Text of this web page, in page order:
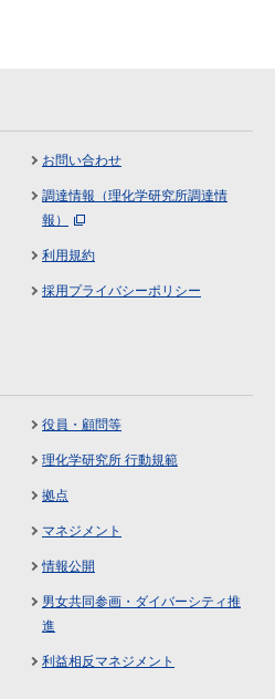
お問い合わせ
調達情報（理化学研究所調達情
報）
利用規約
採用プライバシーポリシー
役員・顧問等
理化学研究所 行動規範
拠点
マネジメント
情報公開
男女共同参画・ダイバーシティ推
進
利益相反マネジメント